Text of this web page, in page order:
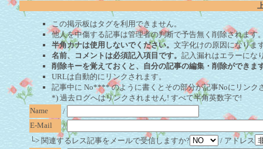
この掲示板はタグを利用できません。
他人を中傷する記事は管理者の判断で予告無く削除されます
半角カナは使用しないでください。 文字化けの原因になりま
名前、コメントは必須記入項目です。 記入漏れはエラーにな
削除キーを覚えておくと、自分の記事の編集・削除ができま
URLは自動的にリンクされます。
記事中に No**** のように書くとその部分が記事Noにリン
*) 過去ログへはリンクされません! すべて半角英数字で!
Name
/
E-Mail
/
└> 関連するレス記事をメールで受信しますか?
/ アドレス